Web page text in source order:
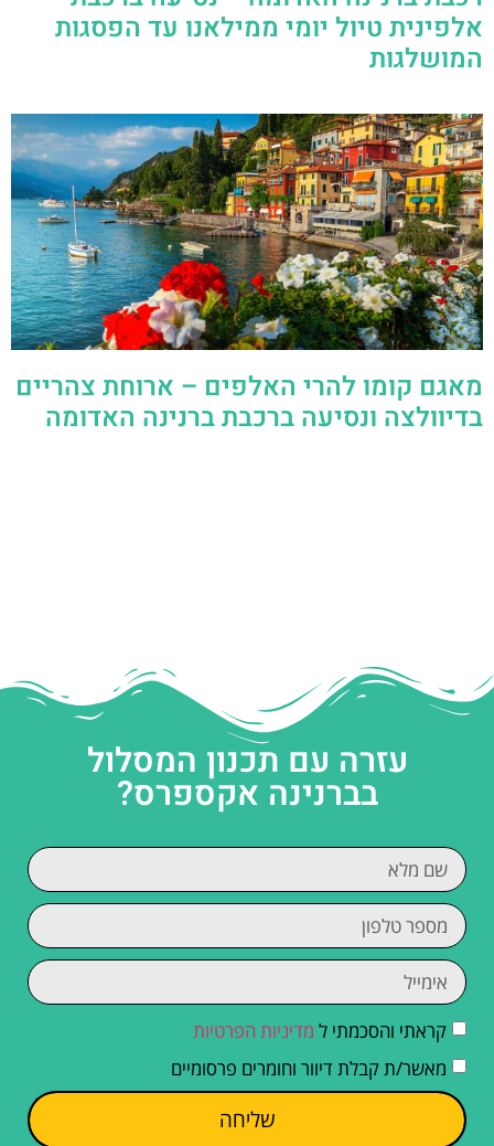
אלפינית טיול יומי ממילאנו עד הפסגות
המושלגות
מאגם קומו להרי האלפים – ארוחת צהריים
בדיוולצה ונסיעה ברכבת ברנינה האדומה
עזרה עם תכנון המסלול
בברנינה אקספרס?
קראתי והסכמתי ל מדיניות הפרטיות
מאשר/ת קבלת דיוור וחומרים פרסומיים
שליחה